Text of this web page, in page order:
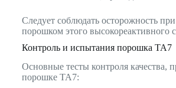
Следует соблюдать осторожность при
порошком этого высокореактивного
Контроль и испытания порошка TA7
Основные тесты контроля качества,
порошке TA7: